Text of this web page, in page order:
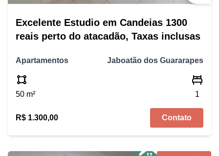
Excelente Estudio em Candeias 1300
reais perto do atacadão, Taxas inclusas
Apartamentos Jaboatão dos Guararapes
50 m² 1
R$ 1.300,00 Contato